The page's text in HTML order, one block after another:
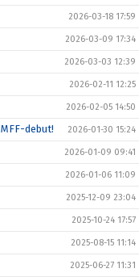
2026-03-18 17:59
2026-03-09 17:34
2026-03-03 12:39
2026-02-11 12:25
2026-02-05 14:50
debut! 2026-01-30 15:24
2026-01-09 09:41
2026-01-06 11:09
2025-12-09 23:04
2025-10-24 17:57
2025-08-15 11:14
2025-06-27 11:31